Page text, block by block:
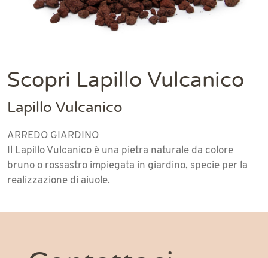
Scopri Lapillo Vulcanico
Lapillo Vulcanico
ARREDO GIARDINO
Il Lapillo Vulcanico è una pietra naturale da colore
bruno o rossastro impiegata in giardino, specie per la
realizzazione di aiuole.